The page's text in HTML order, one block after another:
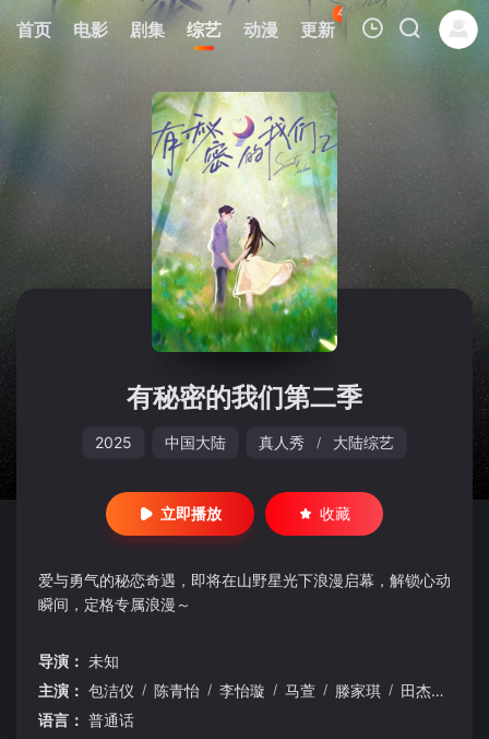
首页 电影 剧集 综艺 动漫 更新
43
热榜 APP
暂无观看影片的记录
有秘密的我们第二季
2025 中国大陆 真人秀 / 大陆综艺
立即播放 收藏
爱与勇气的秘恋奇遇，即将在山野星光下浪漫启幕，解锁心动
瞬间，定格专属浪漫～
导演： 未知
主演： 包洁仪 / 陈青怡 / 李怡璇 / 马萱 / 滕家琪 / 田杰
语言： 普通话